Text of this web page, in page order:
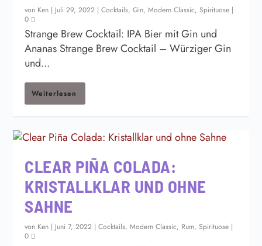
von Ken | Juli 29, 2022 |Cocktails,Gin,Modern Classic,Spirituose |
0
Strange Brew Cocktail: IPA Bier mit Gin und
Ananas Strange Brew Cocktail – Würziger Gin
und...
Weiterlesen
CLEAR PIÑA COLADA:
KRISTALLKLAR UND OHNE
SAHNE
von Ken | Juni 7, 2022 |Cocktails,Modern Classic, Rum,Spirituose |
0